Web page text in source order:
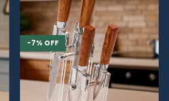
-7% OFF